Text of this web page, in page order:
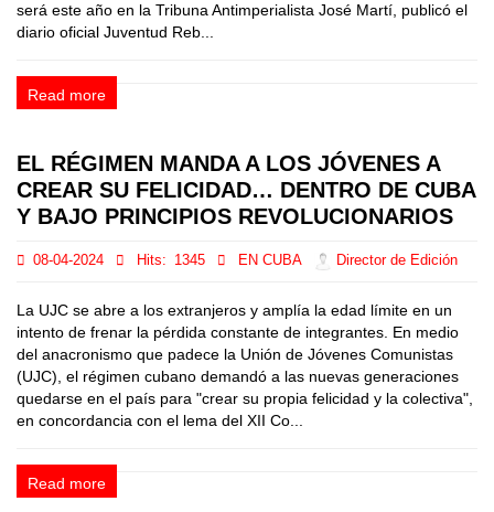
será este año en la Tribuna Antimperialista José Martí, publicó el
diario oficial Juventud Reb...
Read more
EL RÉGIMEN MANDA A LOS JÓVENES A
CREAR SU FELICIDAD… DENTRO DE CUBA
Y BAJO PRINCIPIOS REVOLUCIONARIOS
08-04-2024 Hits: 1345 EN CUBA Director de Edición
La UJC se abre a los extranjeros y amplía la edad límite en un
intento de frenar la pérdida constante de integrantes. En medio
del anacronismo que padece la Unión de Jóvenes Comunistas
(UJC), el régimen cubano demandó a las nuevas generaciones
quedarse en el país para "crear su propia felicidad y la colectiva",
en concordancia con el lema del XII Co...
Read more